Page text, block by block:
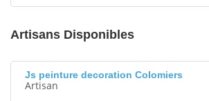
Artisans Disponibles
Js peinture decoration Colomiers
Artisan